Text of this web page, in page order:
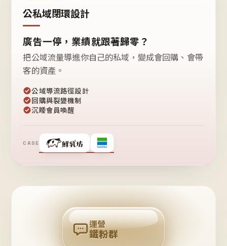
公私域閉環設計
廣告一停，業績就跟著歸零？
把公域流量導進你自己的私域，變成會回購、會帶
客的資產。
公域導流路徑設計
回購與裂變機制
沉睡會員喚醒
CASE
❤
粉
回
購
運營
鐵粉群